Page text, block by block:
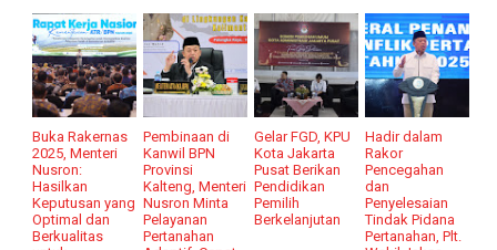
Buka Rakernas
2025, Menteri
Nusron:
Hasilkan
Keputusan yang
Optimal dan
Berkualitas
Pembinaan di
Kanwil BPN
Provinsi
Kalteng, Menteri
Nusron Minta
Pelayanan
Pertanahan
Gelar FGD, KPU
Kota Jakarta
Pusat Berikan
Pendidikan
Pemilih
Berkelanjutan
Hadir dalam
Rakor
Pencegahan
dan
Penyelesaian
Tindak Pidana
Pertanahan, Plt.